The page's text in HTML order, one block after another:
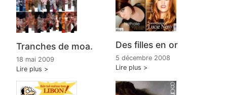
Tranches de moa.
18 mai 2009
Lire plus
Des filles en or
5 décembre 2008
Lire plus